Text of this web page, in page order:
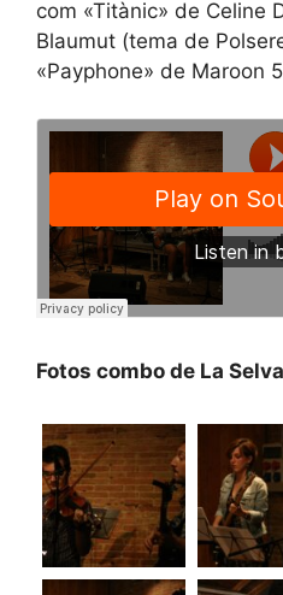
com «Titànic» de Celine
Blaumut (tema de
«Payphone» de Maroon
Fotos combo de La